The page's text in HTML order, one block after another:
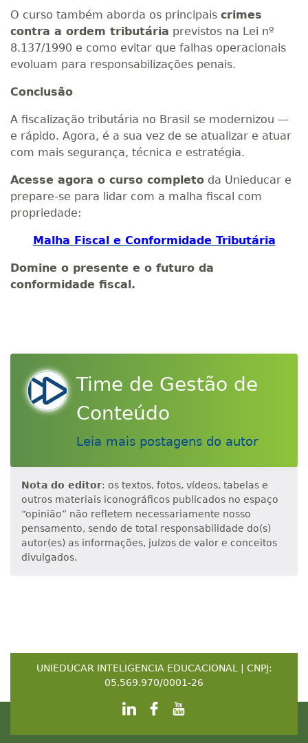
O curso também aborda os principais crimes
contra a ordem tributária previstos na Lei nº
8.137/1990 e como evitar que falhas operacionais
evoluam para responsabilizações penais.
Conclusão
A fiscalização tributária no Brasil se modernizou —
e rápido. Agora, é a sua vez de se atualizar e atuar
com mais segurança, técnica e estratégia.
Acesse agora o curso completo da Unieducar e
prepare-se para lidar com a malha fiscal com
propriedade:
Malha Fiscal e Conformidade Tributária
Domine o presente e o futuro da
conformidade fiscal.
Time de Gestão de
Conteúdo
Leia mais postagens do autor
Nota do editor: os textos, fotos, vídeos, tabelas e
outros materiais iconográficos publicados no espaço
“opinião” não refletem necessariamente nosso
pensamento, sendo de total responsabilidade do(s)
autor(es) as informações, juízos de valor e conceitos
divulgados.
UNIEDUCAR INTELIGENCIA EDUCACIONAL | CNPJ:
05.569.970/0001-26